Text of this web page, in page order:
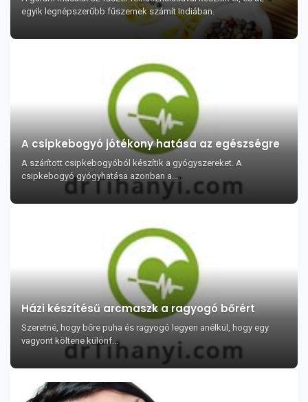
egyik legnépszerűbb fűszernek számít Indiában.
A csipkebogyó jótékony hatása az egészségre
A szárított csipkebogyóból készítik a gyógyszereket. A
csipkebogyó gyógyhatása azonban a...
Házi készítésű arcmaszk a ragyogó bőrért
Szeretné, hogy bőre puha és ragyogó legyen anélkül, hogy egy
vagyont költene különf...